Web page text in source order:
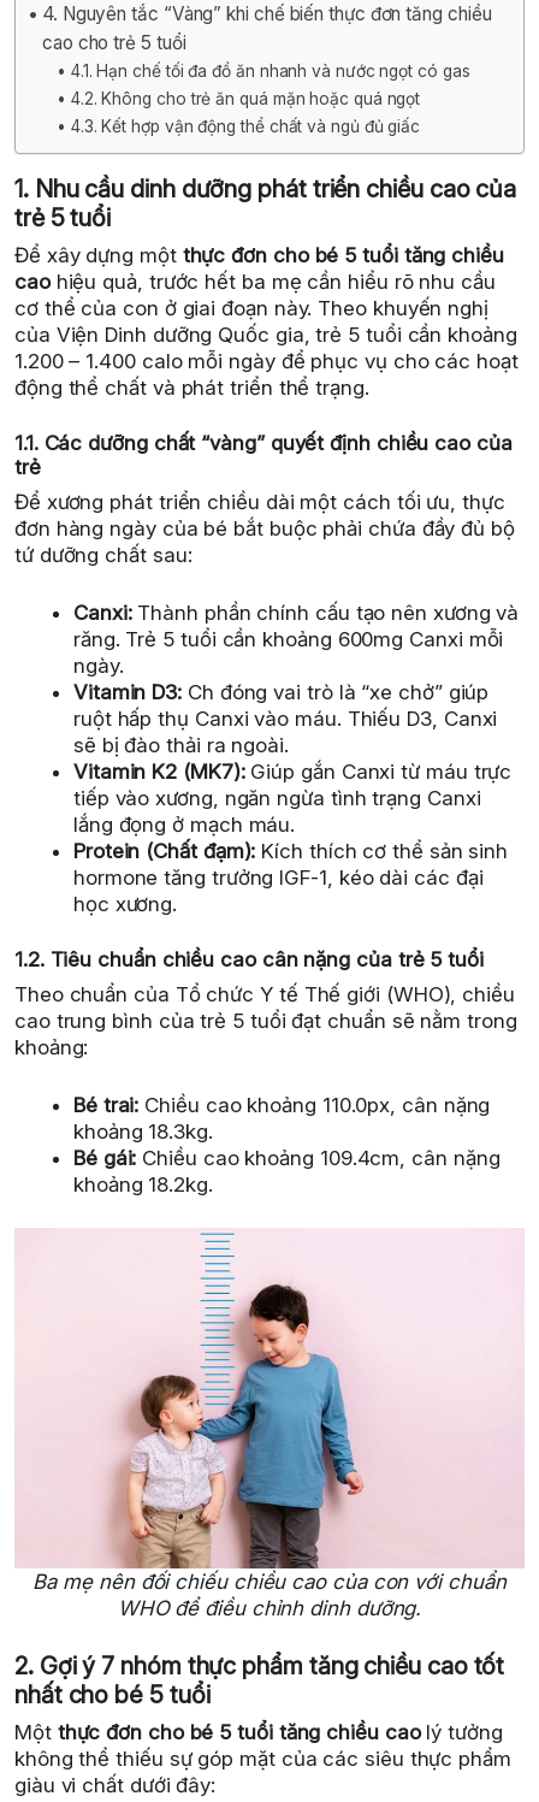
4. Nguyên tắc “Vàng” khi chế biến thực đơn tăng chiều
cao cho trẻ 5 tuổi
4.1. Hạn chế tối đa đồ ăn nhanh và nước ngọt có gas
4.2. Không cho trẻ ăn quá mặn hoặc quá ngọt
4.3. Kết hợp vận động thể chất và ngủ đủ giấc
1. Nhu cầu dinh dưỡng phát triển chiều cao của
trẻ 5 tuổi
Để xây dựng một thực đơn cho bé 5 tuổi tăng chiều
caohiệu quả, trước hết ba mẹ cần hiểu rõ nhu cầu
cơ thể của con ở giai đoạn này. Theo khuyến nghị
của Viện Dinh dưỡng Quốc gia, trẻ 5 tuổi cần khoảng
1.200 – 1.400 calo mỗi ngày để phục vụ cho các hoạt
động thể chất và phát triển thể trạng.
1.1. Các dưỡng chất “vàng” quyết định chiều cao của
trẻ
Để xương phát triển chiều dài một cách tối ưu, thực
đơn hàng ngày của bé bắt buộc phải chứa đầy đủ bộ
tứ dưỡng chất sau:
Canxi:Thành phần chính cấu tạo nên xương và
răng. Trẻ 5 tuổi cần khoảng 600mg Canxi mỗi
ngày.
Vitamin D3: Ch đóng vai trò là “xe chở” giúp
ruột hấp thụ Canxi vào máu. Thiếu D3, Canxi
sẽ bị đào thải ra ngoài.
Vitamin K2 (MK7):Giúp gắn Canxi từ máu trực
tiếp vào xương, ngăn ngừa tình trạng Canxi
lắng đọng ở mạch máu.
Protein (Chất đạm): Kích thích cơ thể sản sinh
hormone tăng trưởng IGF-1, kéo dài các đại
học xương.
1.2. Tiêu chuẩn chiều cao cân nặng của trẻ 5 tuổi
Theo chuẩn của Tổ chức Y tế Thế giới (WHO), chiều
cao trung bình của trẻ 5 tuổi đạt chuẩn sẽ nằm trong
khoảng:
Bé trai: Chiều cao khoảng 110.0px, cân nặng
khoảng 18.3kg.
Bé gái: Chiều cao khoảng 109.4cm, cân nặng
khoảng 18.2kg.
Ba mẹ nên đối chiếu chiều cao của con với chuẩn
WHO để điều chỉnh dinh dưỡng.
2. Gợi ý 7 nhóm thực phẩm tăng chiều cao tốt
nhất cho bé 5 tuổi
Một thực đơn cho bé 5 tuổi tăng chiều caolý tưởng
không thể thiếu sự góp mặt của các siêu thực phẩm
giàu vi chất dưới đây: